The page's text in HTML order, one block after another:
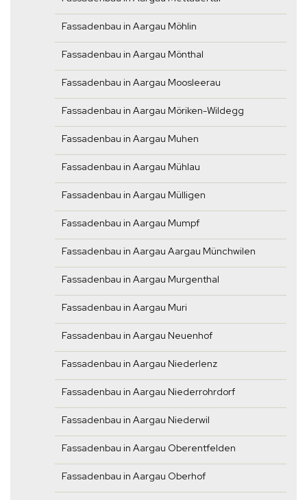
Fassadenbau in Aargau Möhlin
Fassadenbau in Aargau Mönthal
Fassadenbau in Aargau Moosleerau
Fassadenbau in Aargau Möriken-Wildegg
Fassadenbau in Aargau Muhen
Fassadenbau in Aargau Mühlau
Fassadenbau in Aargau Mülligen
Fassadenbau in Aargau Mumpf
Fassadenbau in Aargau Aargau Münchwilen
Fassadenbau in Aargau Murgenthal
Fassadenbau in Aargau Muri
Fassadenbau in Aargau Neuenhof
Fassadenbau in Aargau Niederlenz
Fassadenbau in Aargau Niederrohrdorf
Fassadenbau in Aargau Niederwil
Fassadenbau in Aargau Oberentfelden
Fassadenbau in Aargau Oberhof